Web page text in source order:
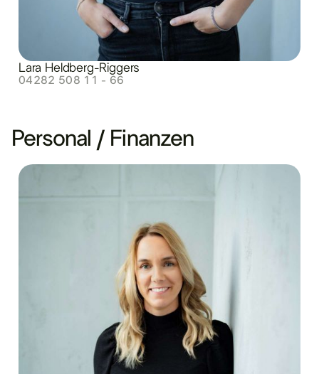
Lara Heldberg-Riggers
04282 508 11 - 66
Personal / Finanzen